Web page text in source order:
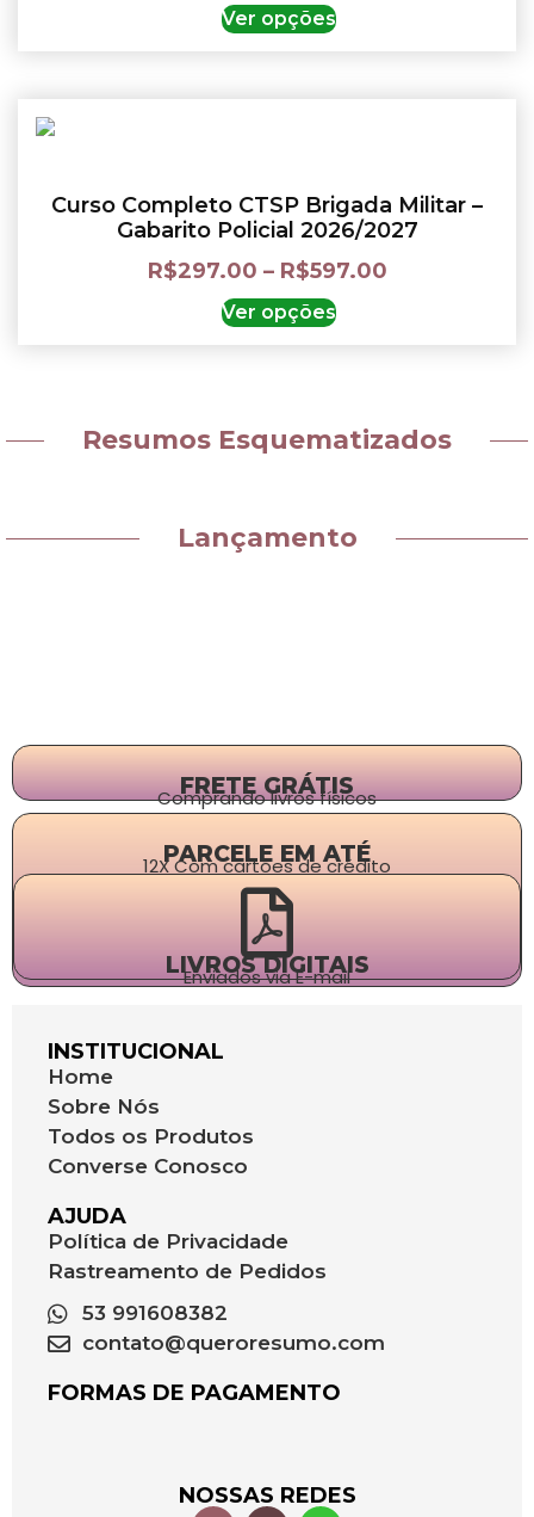
Ver opções
Curso Completo CTSP Brigada Militar –
Gabarito Policial 2026/2027
R$297.00 – R$597.00
Ver opções
Resumos Esquematizados
Lançamento
FRETE GRÁTIS
Comprando livros físicos
PARCELE EM ATÉ
12X Com cartões de crédito
LIVROS DIGITAIS
Enviados via E-mail
INSTITUCIONAL
Home
Sobre Nós
Todos os Produtos
Converse Conosco
AJUDA
Política de Privacidade
Rastreamento de Pedidos
53 991608382
contato@queroresumo.com
FORMAS DE PAGAMENTO
NOSSAS REDES